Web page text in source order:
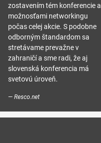
zostavením tém konferencie a
možnosťami networkingu
počas celej akcie. S podobne
odborným štandardom sa
stretávame prevažne v
zahraničí a sme radi, že aj
slovenská konferencia má
svetovú úroveň.
Resco.net